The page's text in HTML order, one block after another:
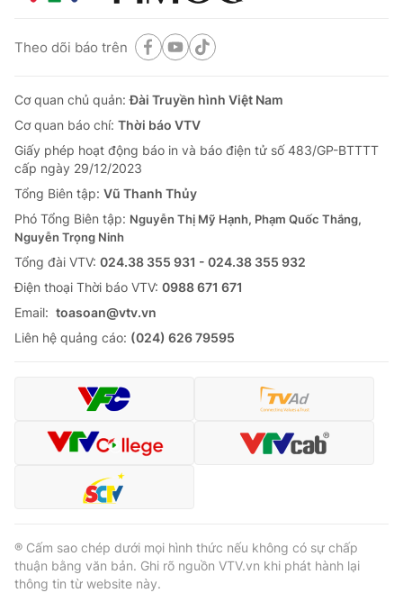
Nhân vật
Giải sao mai
Sao
Đời sống
Chất lượng cuộc sống
Giáo dục
Tuyển sinh
Học trực tuyến
Công nghệ
Hitech Công nghệ tương lai
Sản phẩm
Thị trường
Tư vấn
Giao lưu trực tuyến
Lịch phát sóng
Chuyên mục khác
Emagazine
Infographic
Video Shorts video
VTV Money
VTV Sức khoẻ Bất động sản
Theo dõi báo trên
Cơ quan chủ quản:Đài Truyền hình Việt Nam
Cơ quan báo chí: Thời báo VTV
Giấy phép hoạt động báo in và báo điện tử số 483/GP-BTTTT
cấp ngày 29/12/2023
Tổng Biên tập: Vũ Thanh Thủy
Phó Tổng Biên tập: Nguyễn Thị Mỹ Hạnh, Phạm Quốc Thắng,
Nguyễn Trọng Ninh
Tổng đài VTV: 024.38 355 931 - 024.38 355 932
Ðiện thoại Thời báo VTV: 0988 671 671
Email: toasoan@vtv.vn
Liên hệ quảng cáo: (024) 626 79595
® Cấm sao chép dưới mọi hình thức nếu không có sự chấp
thuận bằng văn bản. Ghi rõ nguồn VTV.vn khi phát hành lại
thông tin từ website này.